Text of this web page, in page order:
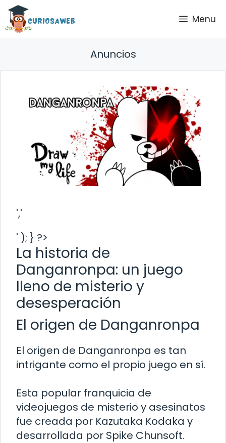
Saltar
contenido
Menu
Anuncios
','
' ); } ?>
La historia de
Danganronpa: un juego
lleno de misterio y
desesperación
El origen de Danganronpa
El origen de Danganronpa es tan
intrigante como el propio juego en sí.
Esta popular franquicia de
videojuegos de misterio y asesinatos
fue creada por Kazutaka Kodaka y
desarrollada por Spike Chunsoft.